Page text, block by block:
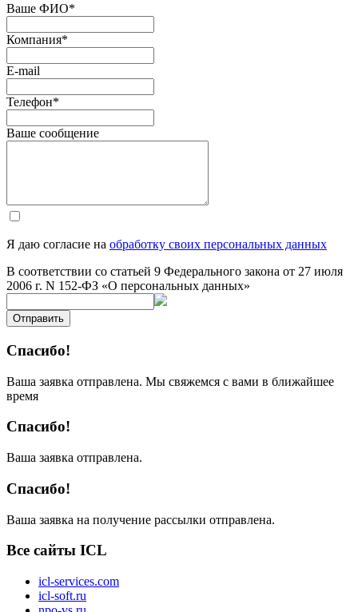
Ваше ФИО*
Компания*
E-mail
Телефон*
Ваше сообщение
Я даю согласие на обработку своих персональных данных
В соответствии со статьей 9 Федерального закона от 27 июля
2006 г. N 152-ФЗ «О персональных данных»
Отправить
Спасибо!
Ваша заявка отправлена. Мы свяжемся с вами в ближайшее
время
Спасибо!
Ваша заявка отправлена.
Спасибо!
Ваша заявка на получение рассылки отправлена.
Все сайты ICL
icl-services.com
icl-soft.ru